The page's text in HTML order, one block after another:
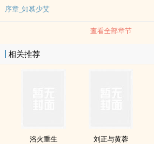
序章_知慕少艾
查看全部章节
相关推荐
浴火重生 刘正与黄蓉